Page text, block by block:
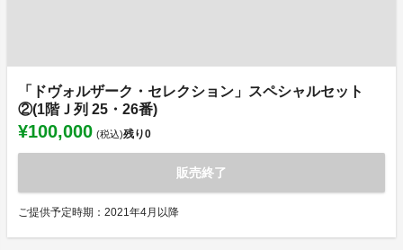
「ドヴォルザーク・セレクション」スペシャルセット
②(1階Ｊ列 25・26番)
¥100,000 (税込)残り0
販売終了
ご提供予定時期：2021年4月以降